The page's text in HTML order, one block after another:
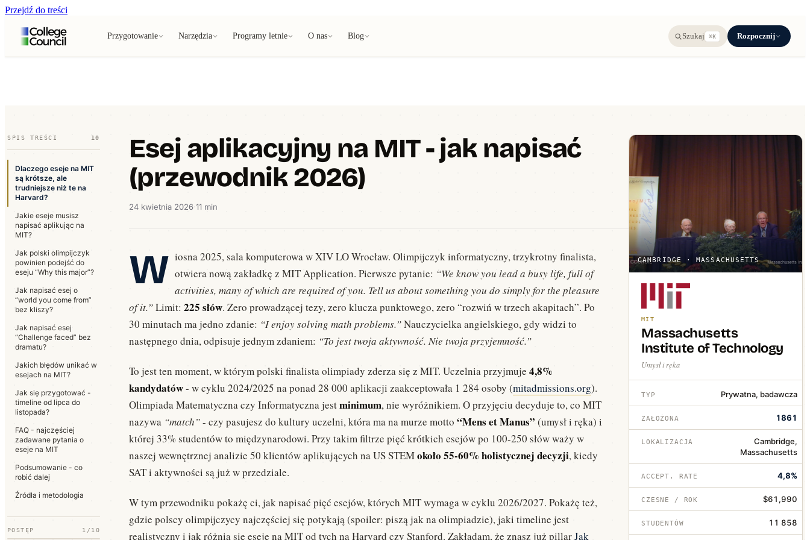
Przejdź do treści
Przygotowanie Narzędzia Programy letnie O nas Blog Szukaj ⌘K Rozpocznij
SPIS TREŚCI 10
Dlaczego eseje na MIT
są krótsze, ale
trudniejsze niż te na
Harvard?
Jakie eseje musisz
napisać aplikując na
MIT?
Jak polski olimpijczyk
powinien podejść do
eseju “Why this major”?
Jak napisać esej o
“world you come from”
bez kliszy?
Jak napisać esej
“Challenge faced” bez
dramatu?
Jakich błędów unikać w
esejach na MIT?
Jak się przygotować -
timeline od lipca do
listopada?
FAQ - najczęściej
zadawane pytania o
eseje na MIT
Podsumowanie - co
robić dalej
Źródła i metodologia
POSTĘP 1/10
CAMBRIDGE · MASSACHUSETTS
MIT
Massachusetts
Institute of Technology
Umysł i ręka
TYP Prywatna, badawcza
ZAŁOŻONA 1861
LOKALIZACJA
Cambridge,
Massachusetts
ACCEPT. RATE 4,8%
CZESNE / ROK $61,990
STUDENTÓW 11 858
Esej aplikacyjny na MIT - jak napisać
(przewodnik 2026)
24 kwietnia 2026·11 min
W iosna 2025, sala komputerowa w XIV LO Wrocław. Olimpijczyk informatyczny, trzykrotny finalista,
otwiera nową zakładkę z MIT Application. Pierwsze pytanie: “We know you lead a busy life, full of
activities, many of which are required of you. Tell us about something you do simply for the pleasure
of it.”Limit: 225 słów. Zero prowadzącej tezy, zero klucza punktowego, zero “rozwiń w trzech akapitach”. Po
30 minutach ma jedno zdanie: “I enjoy solving math problems.”Nauczycielka angielskiego, gdy widzi to
następnego dnia, odpisuje jednym zdaniem: “To jest twoja aktywność. Nie twoja przyjemność.”
To jest ten moment, w którym polski finalista olimpiady zderza się z MIT. Uczelnia przyjmuje 4,8%
kandydatów- w cyklu 2024/2025 na ponad 28 000 aplikacji zaakceptowała 1 284 osoby (mitadmissions.org).
Olimpiada Matematyczna czy Informatyczna jestminimum, nie wyróżnikiem. O przyjęciu decyduje to, co MIT
nazywa “match”- czy pasujesz do kultury uczelni, która ma na murze motto “Mens et Manus” (umysł i ręka) i
której 33% studentów to międzynarodowi. Przy takim filtrze pięć krótkich esejów po 100-250 słów waży w
naszej wewnętrznej analizie 50 klientów aplikujących na US STEMokoło 55-60% holistycznej decyzji, kiedy
SAT i aktywności są już w przedziale.
W tym przewodniku pokażę ci, jak napisać pięć esejów, których MIT wymaga w cyklu 2026/2027. Pokażę też,
gdzie polscy olimpijczycy najczęściej się potykają (spoiler: piszą jak na olimpiadzie), jaki timeline jest
realistyczny i jak różnią się eseje na MIT od tych na Harvard czy Stanford. Zakładam, że znasz już pillarJak